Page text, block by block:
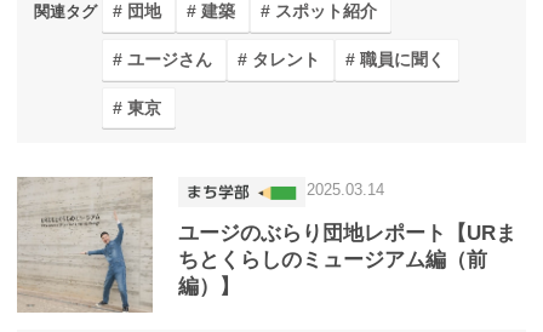
関連タグ 団地 建築 スポット紹介
ユージさん タレント 職員に聞く
東京
ユージのぶらり団地レポート【URま
ちとくらしのミュージアム編（前
編）】
2025.03.14